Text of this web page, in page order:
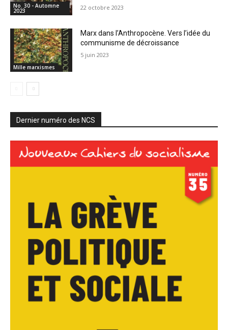
No. 30 - Automne
2023 22 octobre 2023
Mille marxismes
Marx dans l’Anthropocène. Vers l’idée du
communisme de décroissance
5 juin 2023
Dernier numéro des NCS